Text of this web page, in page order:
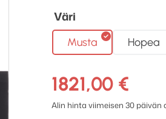
Väri
Musta Hopea
1821,00 €
Alin hinta viimeisen 30 päivän